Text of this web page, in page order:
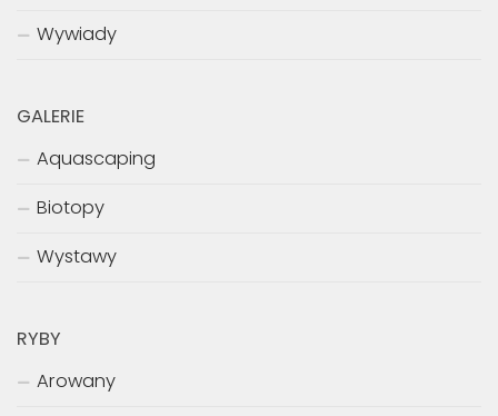
Wywiady
GALERIE
Aquascaping
Biotopy
Wystawy
RYBY
Arowany